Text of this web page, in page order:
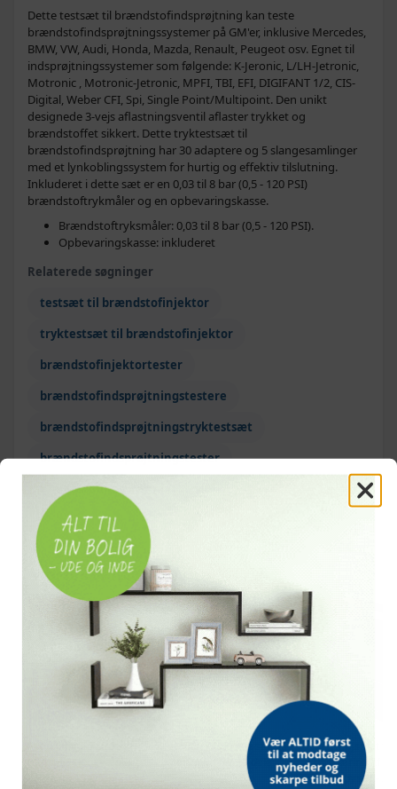
Dette testsæt til brændstofindsprøjtning kan teste
brændstofindsprøjtningssystemer på GM'er, inklusive Mercedes,
BMW, VW, Audi, Honda, Mazda, Renault, Peugeot osv. Egnet til
indsprøjtningssystemer som følgende: K-Jeronic, L/LH-Jetronic,
Motronic , Motronic-Jetronic, MPFI, TBI, EFI, DIGIFANT 1/2, CIS-
Digital, Weber CFI, Spi, Single Point/Multipoint. Den unikt
designede 3-vejs aflastningsventil aflaster trykket og
brændstoffet sikkert. Dette tryktestsæt til
brændstofindsprøjtning har 30 adaptere og 5 slangesamlinger
med et lynkoblingssystem for hurtig og effektiv tilslutning.
Inkluderet i dette sæt er en 0,03 til 8 bar (0,5 - 120 PSI)
brændstoftrykmåler og en opbevaringskasse.
Brændstoftryksmåler: 0,03 til 8 bar (0,5 - 120 PSI).
Opbevaringskasse: inkluderet
Relaterede søgninger
testsæt til brændstofinjektor
tryktestsæt til brændstofinjektor
brændstofinjektortester
brændstofindsprøjtningstestere
brændstofindsprøjtningstryktestsæt
brændstofindsprøjtningstester
brændstofindsprøjtningstryktest
OFTE KØBT SAMMEN MED
TILBUD
Kompressionstester til
benzinmotor 12 dele
Værktøjssæt til
udskæring af
dieseldyser - 17